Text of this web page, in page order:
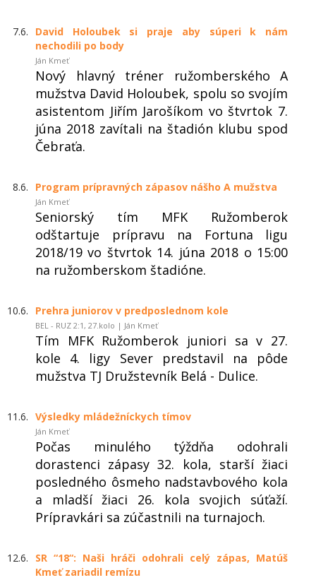
7.6.
David Holoubek si praje aby súperi k nám
nechodili po body
Ján Kmeť
Nový hlavný tréner ružomberského A
mužstva David Holoubek, spolu so svojím
asistentom Jiřím Jarošíkom vo štvrtok 7.
júna 2018 zavítali na štadión klubu spod
Čebraťa.
8.6. Program prípravných zápasov nášho A mužstva
Ján Kmeť
Seniorský tím MFK Ružomberok
odštartuje prípravu na Fortuna ligu
2018/19 vo štvrtok 14. júna 2018 o 15:00
na ružomberskom štadióne.
10.6. Prehra juniorov v predposlednom kole
BEL - RUZ 2:1, 27.kolo | Ján Kmeť
Tím MFK Ružomberok juniori sa v 27.
kole 4. ligy Sever predstavil na pôde
mužstva TJ Družstevník Belá - Dulice.
11.6. Výsledky mládežníckych tímov
Ján Kmeť
Počas minulého týždňa odohrali
dorastenci zápasy 32. kola, starší žiaci
posledného ôsmeho nadstavbového kola
a mladší žiaci 26. kola svojich súťaží.
Prípravkári sa zúčastnili na turnajoch.
12.6.
SR “18“: Naši hráči odohrali celý zápas, Matúš
Kmeť zariadil remízu